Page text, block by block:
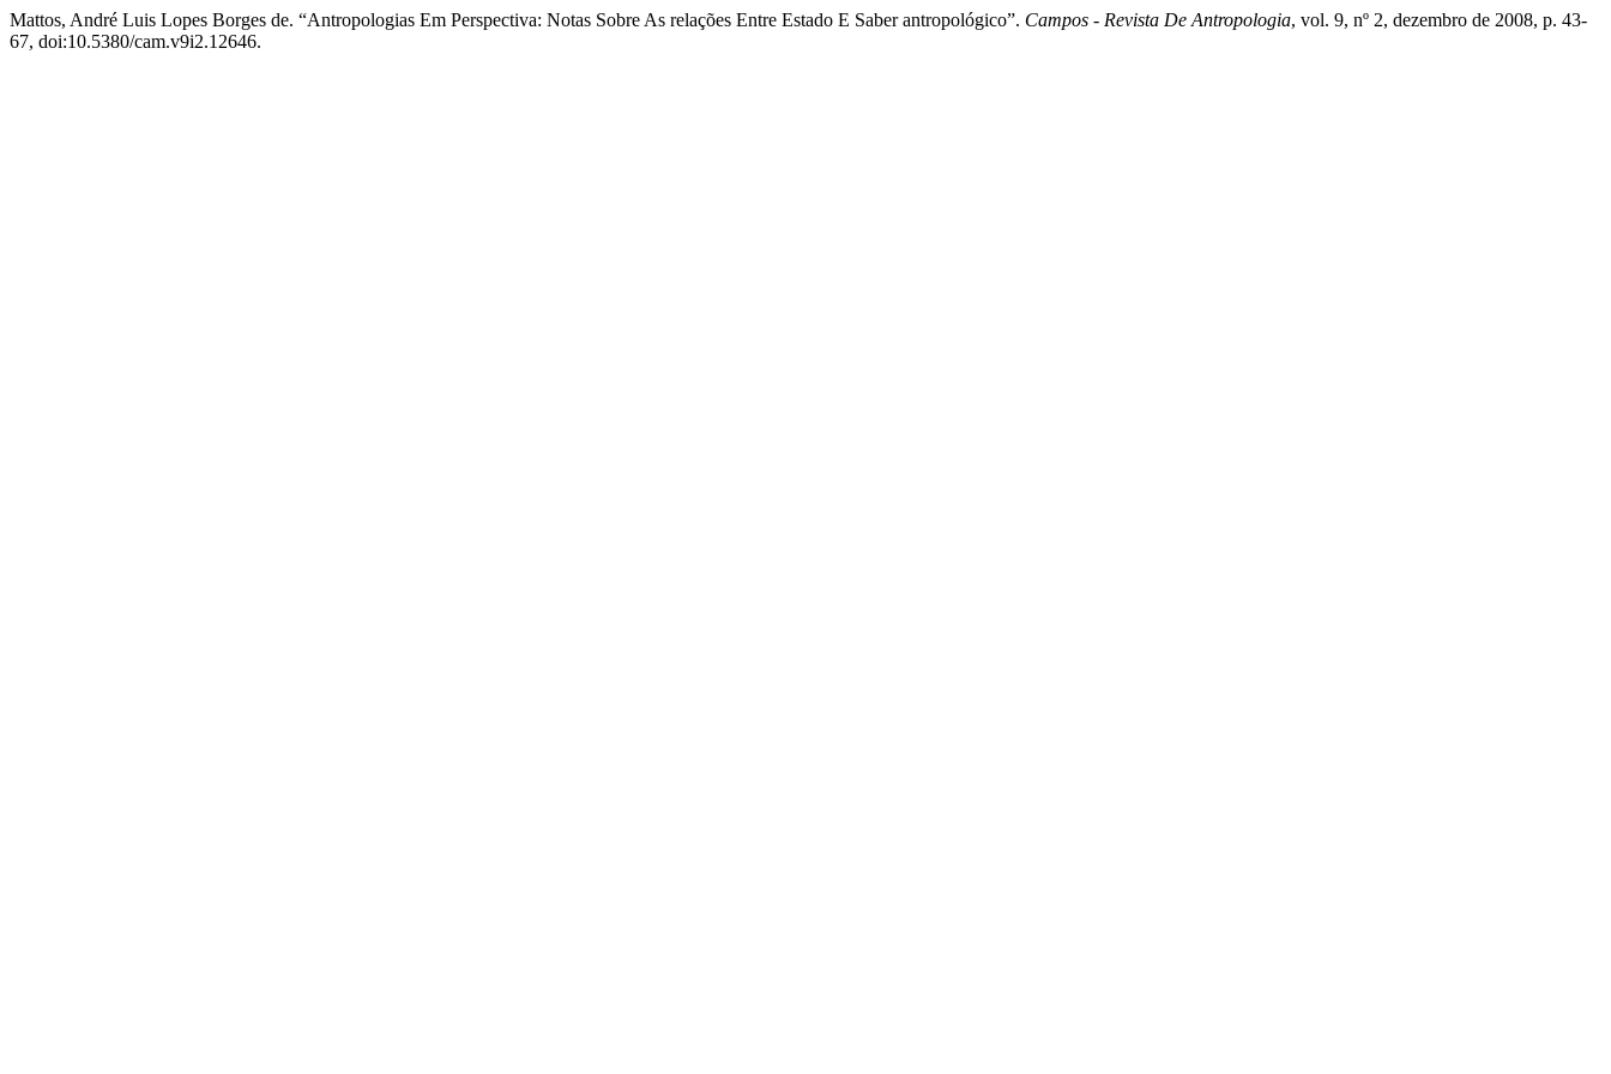
Mattos, André Luis Lopes Borges de. “Antropologias Em Perspectiva: Notas Sobre As relações Entre Estado E Saber antropológico”. Campos - Revista De Antropologia, vol. 9, nº 2, dezembro de 2008, p. 43-
67, doi:10.5380/cam.v9i2.12646.